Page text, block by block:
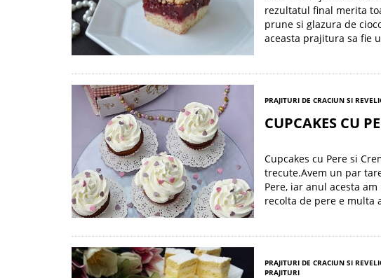
rezultatul final merita
prune si glazura de
aceasta prajitura sa fie
PRAJITURI DE CRACIUN SI
CUPCAKES CU
Cupcakes cu Pere si
trecute.Avem un par
Pere, iar anul acesta
recolta de pere e multa
PRAJITURI DE CRACIUN SI
PRAJITURI